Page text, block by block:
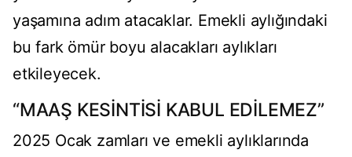
yaşamına adım atacaklar. Emekli aylığındaki
bu fark ömür boyu alacakları aylıkları
etkileyecek.
“MAAŞ KESİNTİSİ KABUL EDİLEMEZ”
2025 Ocak zamları ve emekli aylıklarında